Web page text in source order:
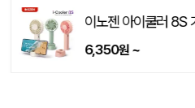
6,350원~